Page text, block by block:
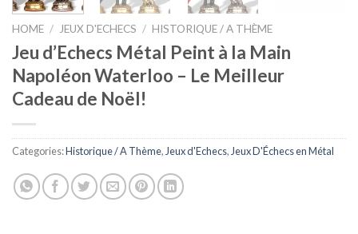
HOME / JEUX D'ECHECS / HISTORIQUE / A THÈME
Jeu d’Echecs Métal Peint à la Main
Napoléon Waterloo – Le Meilleur
Cadeau de Noël!
Categories:Historique / A Thème, Jeux d'Echecs, Jeux D'Échecs en Métal